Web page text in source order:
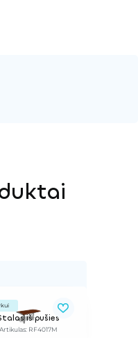
iš pušies
Artikulas: RF4017M